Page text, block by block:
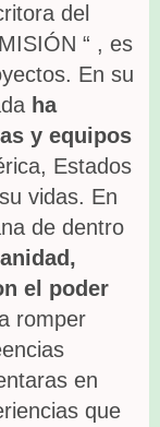
del
“ , es
En su
ha
y equipos
Estados
vidas. En
de dentro
el poder
romper
en
que